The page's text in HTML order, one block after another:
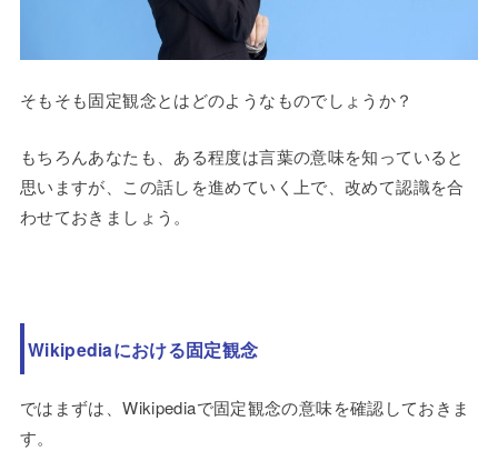
そもそも固定観念とはどのようなものでしょうか？
もちろんあなたも、ある程度は言葉の意味を知っていると
思いますが、この話しを進めていく上で、改めて認識を合
わせておきましょう。
Wikipediaにおける固定観念
ではまずは、Wikipediaで固定観念の意味を確認しておきま
す。